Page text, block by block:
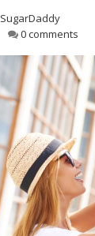
0 comments